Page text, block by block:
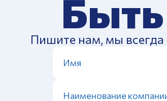
Быть
Пишите нам, мы всегда